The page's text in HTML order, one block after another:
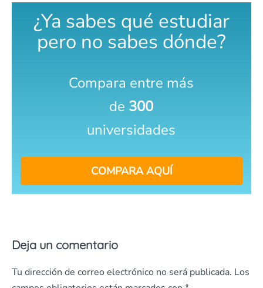
¿Ya sabes qué estudiar
pero no sabes dónde?
Compara entre más
de 300
universidades
COMPARA AQUÍ
Deja un comentario
Tu dirección de correo electrónico no será publicada. Los